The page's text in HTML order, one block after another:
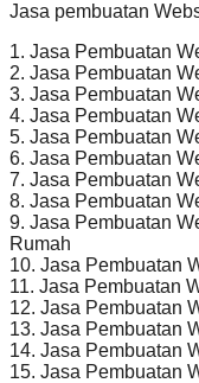
Jasa pembuatan
1. Jasa Pembuatan
2. Jasa Pembuatan
3. Jasa Pembuatan
4. Jasa Pembuatan
5. Jasa Pembuatan
6. Jasa Pembuatan
7. Jasa Pembuatan
8. Jasa Pembuatan
9. Jasa Pembuatan
Rumah
10. Jasa Pembuatan
11. Jasa Pembuatan
12. Jasa Pembuatan
13. Jasa Pembuatan
14. Jasa Pembuatan
15. Jasa Pembuatan